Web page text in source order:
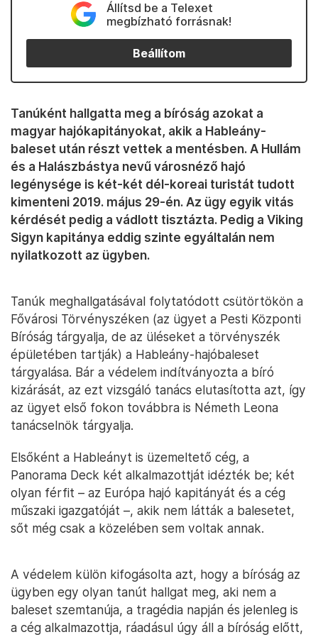
Állítsd be a Telexet
megbízható forrásnak!
Beállítom
Tanúként hallgatta meg a bíróság azokat a
magyar hajókapitányokat, akik a Hableány-
baleset után részt vettek a mentésben. A Hullám
és a Halászbástya nevű városnéző hajó
legénysége is két-két dél-koreai turistát tudott
kimenteni 2019. május 29-én. Az ügy egyik vitás
kérdését pedig a vádlott tisztázta. Pedig a Viking
Sigyn kapitánya eddig szinte egyáltalán nem
nyilatkozott az ügyben.
Tanúk meghallgatásával folytatódott csütörtökön a
Fővárosi Törvényszéken (az ügyet a Pesti Központi
Bíróság tárgyalja, de az üléseket a törvényszék
épületében tartják) a Hableány-hajóbaleset
tárgyalása. Bár a védelem indítványozta a bíró
kizárását, az ezt vizsgáló tanács elutasította azt, így
az ügyet első fokon továbbra is Németh Leona
tanácselnök tárgyalja.
Elsőként a Hableányt is üzemeltető cég, a
Panorama Deck két alkalmazottját idézték be; két
olyan férfit – az Európa hajó kapitányát és a cég
műszaki igazgatóját –, akik nem látták a balesetet,
sőt még csak a közelében sem voltak annak.
A védelem külön kifogásolta azt, hogy a bíróság az
ügyben egy olyan tanút hallgat meg, aki nem a
baleset szemtanúja, a tragédia napján és jelenleg is
a cég alkalmazottja, ráadásul úgy áll a bíróság előtt,